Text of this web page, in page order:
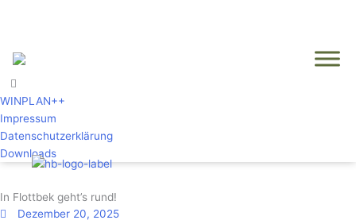
WINPLAN++
Impressum
Datenschutzerklärung
Downloads
In Flottbek geht’s rund!
Dezember 20, 2025